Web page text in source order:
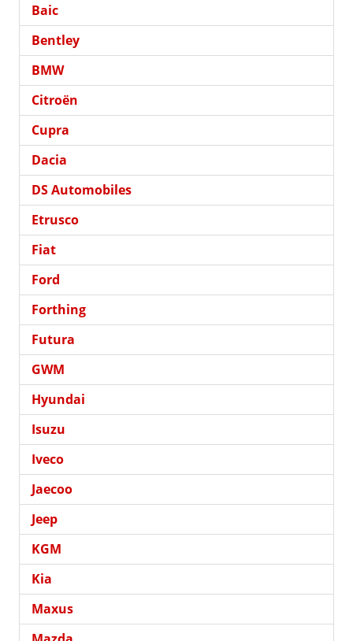
Baic
Bentley
BMW
Citroën
Cupra
Dacia
DS Automobiles
Etrusco
Fiat
Ford
Forthing
Futura
GWM
Hyundai
Isuzu
Iveco
Jaecoo
Jeep
KGM
Kia
Maxus